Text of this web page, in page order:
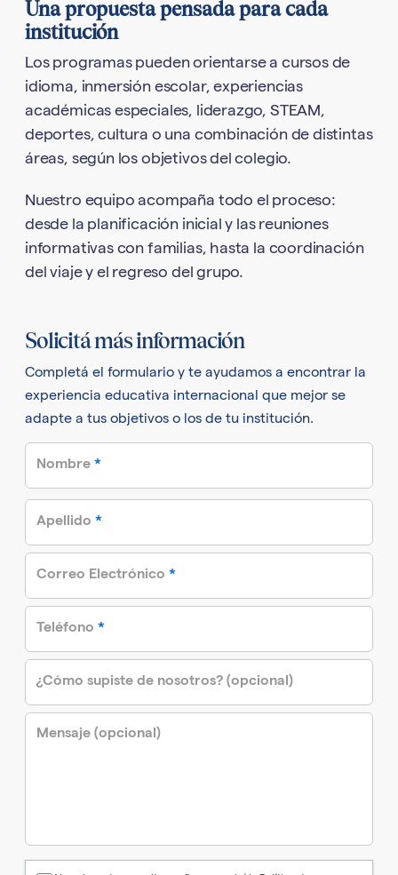
Una propuesta pensada para cada
institución
Los programas pueden orientarse a cursos de
idioma, inmersión escolar, experiencias
académicas especiales, liderazgo, STEAM,
deportes, cultura o una combinación de distintas
áreas, según los objetivos del colegio.
Nuestro equipo acompaña todo el proceso:
desde la planificación inicial y las reuniones
informativas con familias, hasta la coordinación
del viaje y el regreso del grupo.
Solicitá más información
Completá el formulario y te ayudamos a encontrar la
experiencia educativa internacional que mejor se
adapte a tus objetivos o los de tu institución.
Nombre *required
Apellido *required
Correo Electrónico *required
Teléfono *required
¿Cómo supiste de nosotros? (opcional)
Mensaje (opcional)